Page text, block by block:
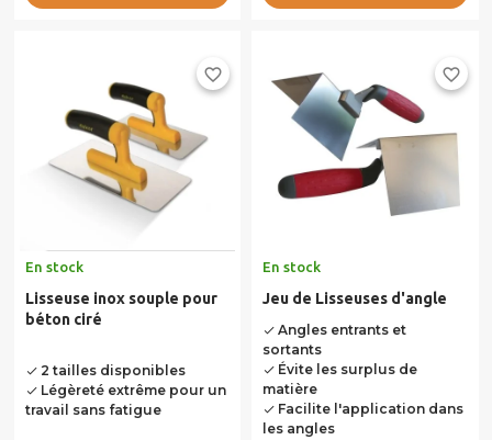
favorite_border
En stock
Lisseuse inox souple pour
béton ciré
done2 tailles disponibles
doneLégèreté extrême pour un
travail sans fatigue
favorite_border
En stock
Jeu de Lisseuses d'angle
done Angles entrants et
sortants
done Évite les surplus de
matière
done Facilite l'application dans
les angles